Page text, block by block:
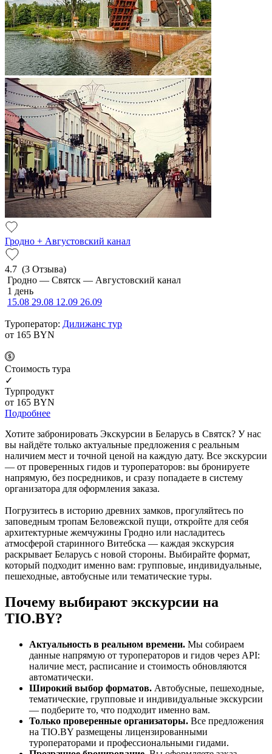
Гродно + Августовский канал
4.7 (3 Отзыва)
Гродно — Святск — Августовский канал
1 день
15.08 29.08 12.09 26.09
Туроператор: Дилижанс тур
от 165 BYN
Cтоимость тура
✓
Турпродукт
от 165 BYN
Подробнее
Хотите забронировать Экскурсии в Беларусь в Святск? У нас
вы найдёте только актуальные предложения с реальным
наличием мест и точной ценой на каждую дату. Все экскурсии
— от проверенных гидов и туроператоров: вы бронируете
напрямую, без посредников, и сразу попадаете в систему
организатора для оформления заказа.
Погрузитесь в историю древних замков, прогуляйтесь по
заповедным тропам Беловежской пущи, откройте для себя
архитектурные жемчужины Гродно или насладитесь
атмосферой старинного Витебска — каждая экскурсия
раскрывает Беларусь с новой стороны. Выбирайте формат,
который подходит именно вам: групповые, индивидуальные,
пешеходные, автобусные или тематические туры.
Почему выбирают экскурсии на
TIO.BY?
Актуальность в реальном времени. Мы собираем
данные напрямую от туроператоров и гидов через API:
наличие мест, расписание и стоимость обновляются
автоматически.
Широкий выбор форматов. Автобусные, пешеходные,
тематические, групповые и индивидуальные экскурсии
— подберите то, что подходит именно вам.
Только проверенные организаторы. Все предложения
на TIO.BY размещены лицензированными
туроператорами и профессиональными гидами.